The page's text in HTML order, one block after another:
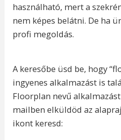
használható, mert a
nem képes belátni. De ha
profi megoldás.
A keresőbe üsd be, hogy
ingyenes alkalmazást is
Floorplan nevű
mailben elküldöd az
ikont keresd: